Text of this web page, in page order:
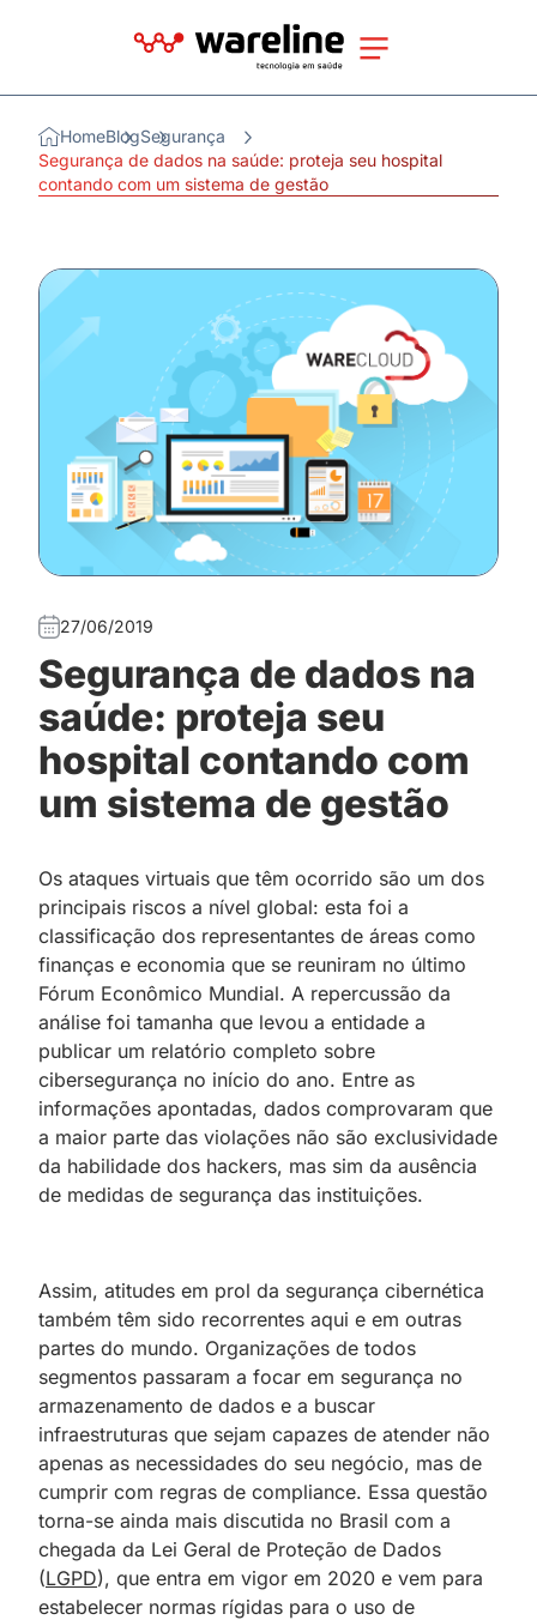
HomeBlogSegurança
Segurança de dados na saúde: proteja seu hospital
contando com um sistema de gestão
27/06/2019
Segurança de dados na
saúde: proteja seu
hospital contando com
um sistema de gestão
Os ataques virtuais que têm ocorrido são um dos
principais riscos a nível global: esta foi a
classificação dos representantes de áreas como
finanças e economia que se reuniram no último
Fórum Econômico Mundial. A repercussão da
análise foi tamanha que levou a entidade a
publicar um relatório completo sobre
cibersegurança no início do ano. Entre as
informações apontadas, dados comprovaram que
a maior parte das violações não são exclusividade
da habilidade dos hackers, mas sim da ausência
de medidas de segurança das instituições.
Assim, atitudes em prol da segurança cibernética
também têm sido recorrentes aqui e em outras
partes do mundo. Organizações de todos
segmentos passaram a focar em segurança no
armazenamento de dados e a buscar
infraestruturas que sejam capazes de atender não
apenas as necessidades do seu negócio, mas de
cumprir com regras de compliance. Essa questão
torna-se ainda mais discutida no Brasil com a
chegada da Lei Geral de Proteção de Dados
(LGPD), que entra em vigor em 2020 e vem para
estabelecer normas rígidas para o uso de